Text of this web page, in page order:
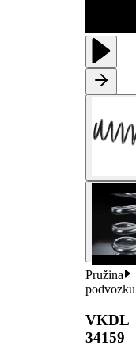
Pružina
podvozku
VKDL
34159